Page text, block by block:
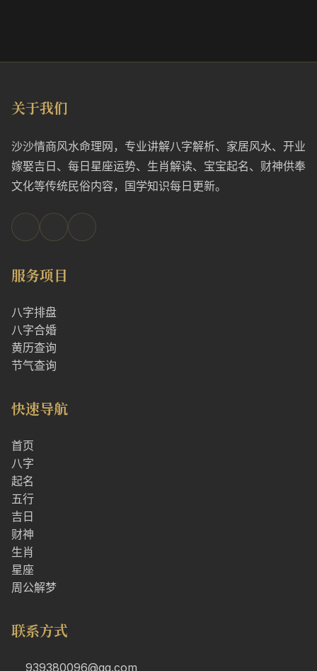
关于我们
沙沙情商风水命理网，专业讲解八字解析、家居风水、开业
嫁娶吉日、每日星座运势、生肖解读、宝宝起名、财神供奉
文化等传统民俗内容，国学知识每日更新。
服务项目
八字排盘
八字合婚
黄历查询
节气查询
快速导航
首页
八字
起名
五行
吉日
财神
生肖
星座
周公解梦
联系方式
939380096@qq.com